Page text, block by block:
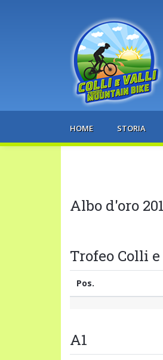
HOME STORIA
Albo d'oro
Trofeo Colli
Pos.
A1